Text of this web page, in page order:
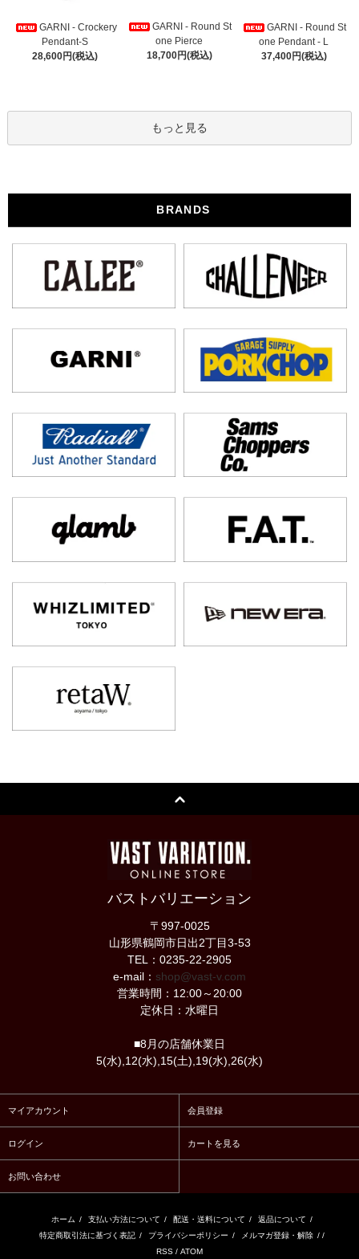
GARNI - Crockery
Pendant-S
28,600円(税込)
GARNI - Round St
one Pierce
18,700円(税込)
GARNI - Round St
one Pendant - L
37,400円(税込)
もっと見る
BRANDS
バストバリエーション
〒997-0025
山形県鶴岡市日出2丁目3-53
TEL：0235-22-2905
e-mail： shop@vast-v.com
営業時間：12:00～20:00
定休日：水曜日
■8月の店舗休業日
5(水),12(水),15(土),19(水),26(水)
マイアカウント 会員登録
ログイン カートを見る
お問い合わせ
ホーム / 支払い方法について / 配送・送料について / 返品について /
特定商取引法に基づく表記 / プライバシーポリシー / メルマガ登録・解除 / /
RSS / ATOM